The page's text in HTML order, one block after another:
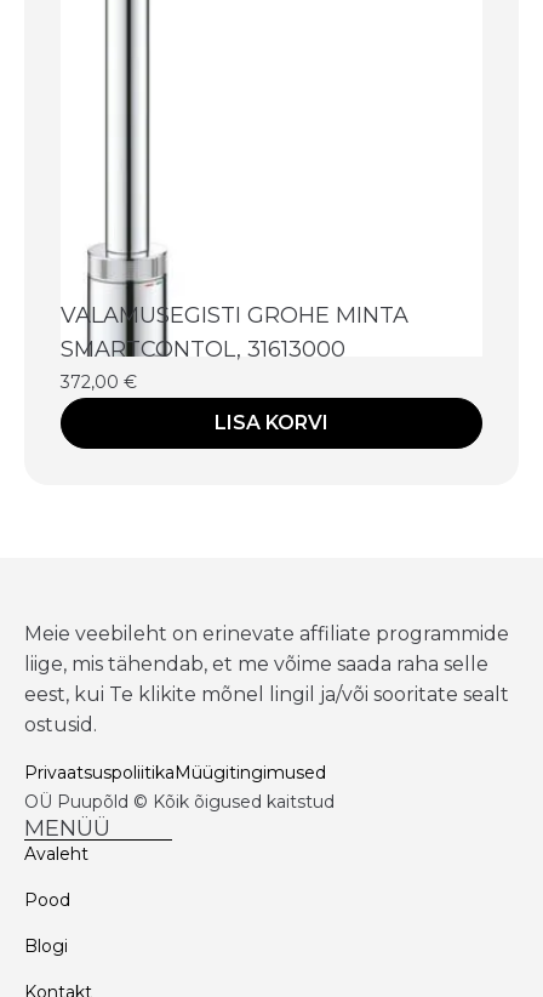
VALAMUSEGISTI GROHE MINTA
SMARTCONTOL, 31613000
372,00 €
LISA KORVI
Meie veebileht on erinevate affiliate programmide
liige, mis tähendab, et me võime saada raha selle
eest, kui Te klikite mõnel lingil ja/või sooritate sealt
ostusid.
PrivaatsuspoliitikaMüügitingimused
OÜ Puupõld © Kõik õigused kaitstud
MENÜÜ
Avaleht
Pood
Blogi
Kontakt